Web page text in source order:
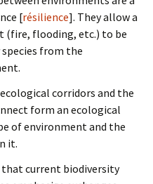
[résilience]. They allow a
(fire, flooding, etc.) to be
from the
corridors and the
form an ecological
of environment and the
it.
current biodiversity